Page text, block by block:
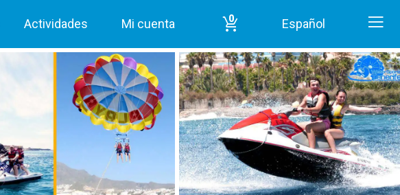
Actividades Mi cuenta 0 Español